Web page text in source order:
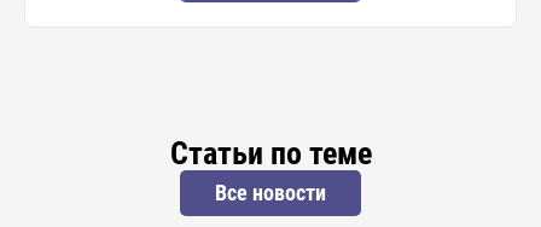
Статьи по теме
Все новости